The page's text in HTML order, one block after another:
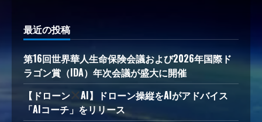
最近の投稿
第16回世界華人生命保険会議および2026年国際ド
ラゴン賞（IDA）年次会議が盛大に開催
【ドローン
AI】ドローン操縦をAIがアドバイス
「AIコーチ」をリリース